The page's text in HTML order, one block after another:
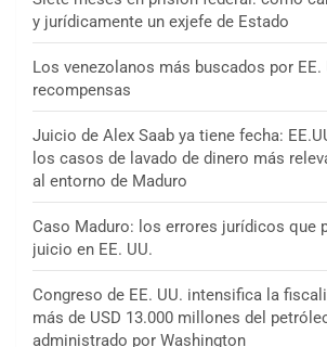
y jurídicamente un exjefe de Estado
Los venezolanos más buscados por EE.
recompensas
Juicio de Alex Saab ya tiene fecha:
los casos de lavado de dinero más
al entorno de Maduro
Caso Maduro: los errores jurídicos que
juicio en EE. UU.
Congreso de EE. UU. intensifica la
más de USD 13.000 millones del
administrado por Washington